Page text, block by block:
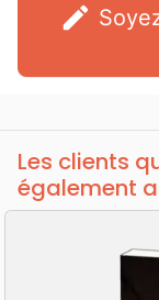
edit
Les clients
également